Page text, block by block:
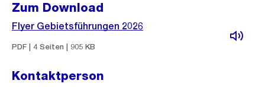
Zum Download
Flyer Gebietsführungen 2026
PDF | 4 Seiten | 905 KB
Kontaktperson